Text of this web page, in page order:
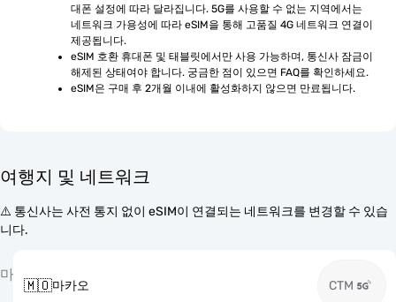
대폰 설정에 따라 달라집니다. 5G를 사용할 수 없는 지역에서는
네트워크 가용성에 따라 eSIM을 통해 고품질 4G 네트워크 연결이
제공됩니다.
eSIM 호환 휴대폰 및 태블릿에서만 사용 가능하며, 통신사 잠금이
해제된 상태여야 합니다. 궁금한 점이 있으면 FAQ를 확인하세요.
eSIM은 구매 후 2개월 이내에 활성화하지 않으면 만료됩니다.
여행지 및 네트워크
⚠️ 통신사는 사전 통지 없이 eSIM이 연결되는 네트워크를 변경할 수 있습
니다.
마
🇲🇴마카오 CTM